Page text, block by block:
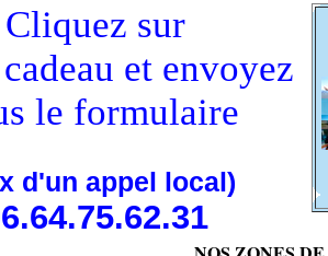
Cliquez sur
et envoyez
le formulaire
d'un appel local)